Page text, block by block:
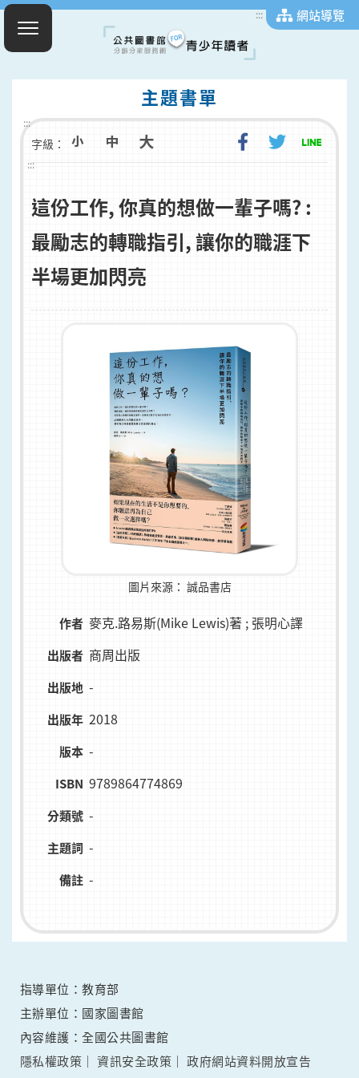
::: 網站導覽
主題書單
:::
字級：
:::
這份工作, 你真的想做一輩子嗎? :
最勵志的轉職指引, 讓你的職涯下
半場更加閃亮
圖片來源： 誠品書店
作者 麥克.路易斯(Mike Lewis)著 ; 張明心譯
出版者 商周出版
出版地 -
出版年 2018
版本 -
ISBN 9789864774869
分類號 -
主題詞 -
備註 -
指導單位：教育部
主辦單位：國家圖書館
內容維護：全國公共圖書館
隱私權政策
資訊安全政策
政府網站資料開放宣告